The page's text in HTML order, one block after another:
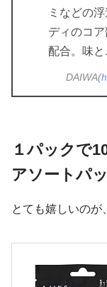
ミなどの
ディのコ
配合。味
DAIWA(
１パックで
アソートパ
とても嬉しいのが